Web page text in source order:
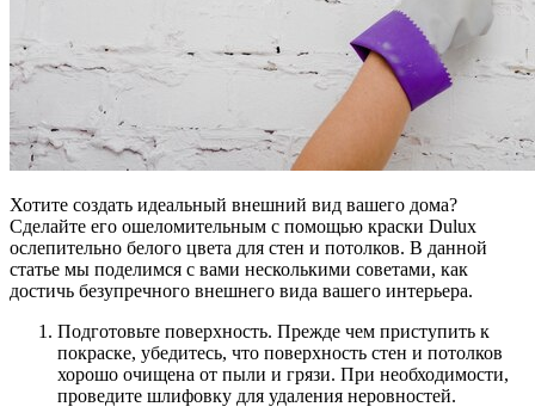
Хотите создать идеальный внешний вид вашего дома?
Сделайте его ошеломительным с помощью краски Dulux
ослепительно белого цвета для стен и потолков. В данной
статье мы поделимся с вами несколькими советами, как
достичь безупречного внешнего вида вашего интерьера.
Подготовьте поверхность. Прежде чем приступить к
покраске, убедитесь, что поверхность стен и потолков
хорошо очищена от пыли и грязи. При необходимости,
проведите шлифовку для удаления неровностей.